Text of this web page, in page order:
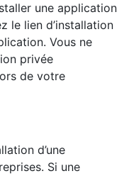
une application
le lien d’installation
Vous ne
privée
de votre
d’une
Si une